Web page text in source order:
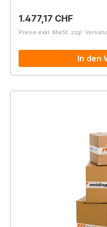
Regulärer Preis:
1.477,17 CHF
Preise exkl. MwSt. zzgl.
In den